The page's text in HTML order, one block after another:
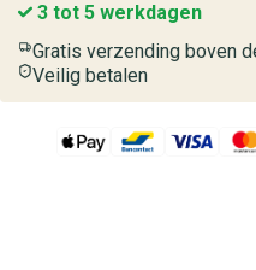
3 tot 5 werkdagen
Gratis verzending boven
Veilig betalen